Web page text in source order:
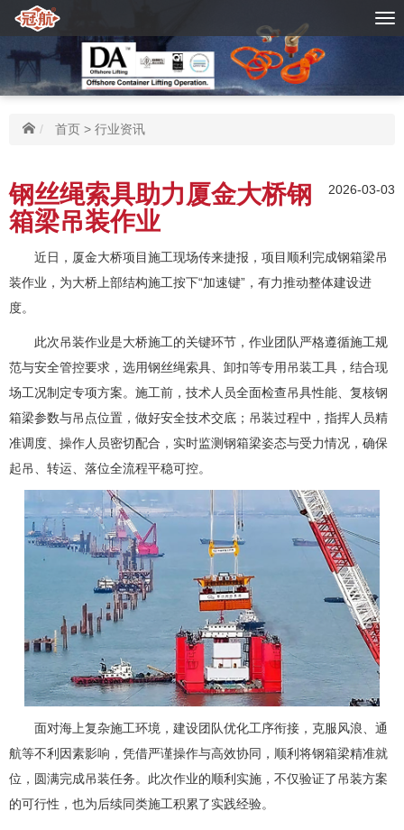
首页 > 行业资讯
2026-03-03
钢丝绳索具助力厦金大桥钢
箱梁吊装作业
近日，厦金大桥项目施工现场传来捷报，项目顺利完成钢箱梁吊
装作业，为大桥上部结构施工按下“加速键”，有力推动整体建设进
度。
此次吊装作业是大桥施工的关键环节，作业团队严格遵循施工规
范与安全管控要求，选用钢丝绳索具、卸扣等专用吊装工具，结合现
场工况制定专项方案。施工前，技术人员全面检查吊具性能、复核钢
箱梁参数与吊点位置，做好安全技术交底；吊装过程中，指挥人员精
准调度、操作人员密切配合，实时监测钢箱梁姿态与受力情况，确保
起吊、转运、落位全流程平稳可控。
面对海上复杂施工环境，建设团队优化工序衔接，克服风浪、通
航等不利因素影响，凭借严谨操作与高效协同，顺利将钢箱梁精准就
位，圆满完成吊装任务。此次作业的顺利实施，不仅验证了吊装方案
的可行性，也为后续同类施工积累了实践经验。